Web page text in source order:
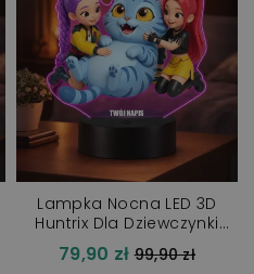
Lampka Nocna LED 3D
Huntrix Dla Dziewczynki
KPop Demon Hunters
Prezent
79,90 zł Cena
99,90 zł